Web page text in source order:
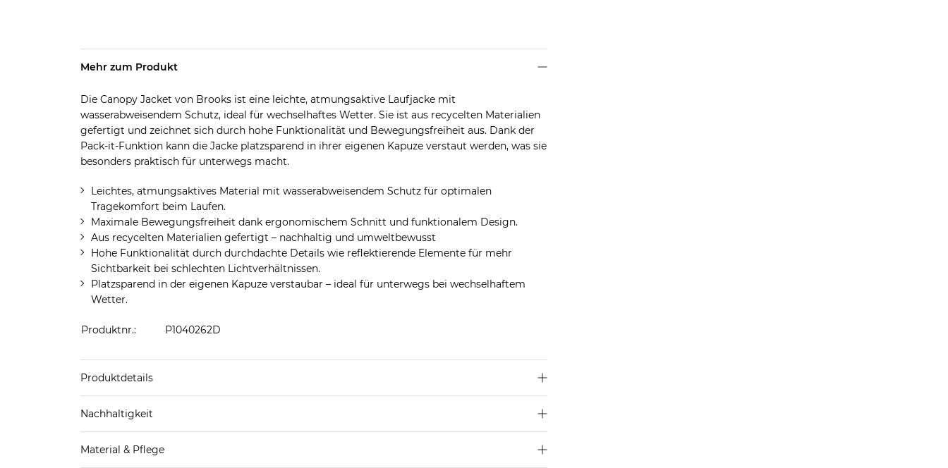
Mehr zum Produkt
Die Canopy Jacket von Brooks ist eine leichte, atmungsaktive Laufjacke mit
wasserabweisendem Schutz, ideal für wechselhaftes Wetter. Sie ist aus recycelten Materialien
gefertigt und zeichnet sich durch hohe Funktionalität und Bewegungsfreiheit aus. Dank der
Pack-it-Funktion kann die Jacke platzsparend in ihrer eigenen Kapuze verstaut werden, was sie
besonders praktisch für unterwegs macht.
Leichtes, atmungsaktives Material mit wasserabweisendem Schutz für optimalen
Tragekomfort beim Laufen.
Maximale Bewegungsfreiheit dank ergonomischem Schnitt und funktionalem Design.
Aus recycelten Materialien gefertigt – nachhaltig und umweltbewusst
Hohe Funktionalität durch durchdachte Details wie reflektierende Elemente für mehr
Sichtbarkeit bei schlechten Lichtverhältnissen.
Platzsparend in der eigenen Kapuze verstaubar – ideal für unterwegs bei wechselhaftem
Wetter.
Produktnr.: P1040262D
Produktdetails
Nachhaltigkeit
Mehr Information zu diesen Angaben findest du
Material & Pflege